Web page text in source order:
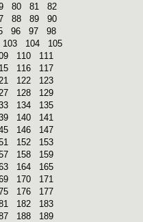
80 81
82
88 89
90
96 97
98
103 104
105
110
111
116
117
122
123
128
129
134
135
140
141
146
147
152
153
158
159
164
165
170
171
176
177
182
183
188
189